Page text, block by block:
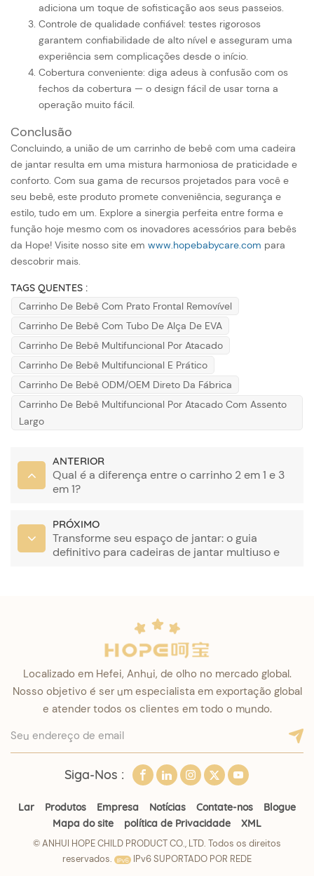
adiciona um toque de sofisticação aos seus passeios.
Controle de qualidade confiável: testes rigorosos
garantem confiabilidade de alto nível e asseguram uma
experiência sem complicações desde o início.
Cobertura conveniente: diga adeus à confusão com os
fechos da cobertura — o design fácil de usar torna a
operação muito fácil.
Conclusão
Concluindo, a união de um carrinho de bebê com uma cadeira
de jantar resulta em uma mistura harmoniosa de praticidade e
conforto. Com sua gama de recursos projetados para você e
seu bebê, este produto promete conveniência, segurança e
estilo, tudo em um. Explore a sinergia perfeita entre forma e
função hoje mesmo com os inovadores acessórios para bebês
da Hope! Visite nosso site em www.hopebabycare.com para
descobrir mais.
TAGS QUENTES :
Carrinho De Bebê Com Prato Frontal Removível
Carrinho De Bebê Com Tubo De Alça De EVA
Carrinho De Bebê Multifuncional Por Atacado
Carrinho De Bebê Multifuncional E Prático
Carrinho De Bebê ODM/OEM Direto Da Fábrica
Carrinho De Bebê Multifuncional Por Atacado Com Assento
Largo
ANTERIOR
Qual é a diferença entre o carrinho 2 em 1 e 3
em 1?
PRÓXIMO
Transforme seu espaço de jantar: o guia
definitivo para cadeiras de jantar multiuso e
Localizado em Hefei, Anhui, de olho no mercado global.
Nosso objetivo é ser um especialista em exportação global
e atender todos os clientes em todo o mundo.
Siga-Nos :
Lar Produtos Empresa Notícias Contate-nos
Blogue
Mapa do site
política de Privacidade XML
© ANHUI HOPE CHILD PRODUCT CO., LTD. Todos os direitos
reservados.
IPv6 SUPORTADO POR REDE